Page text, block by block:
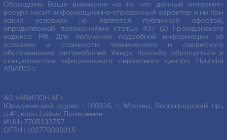
Обращаем Ваше внимание на то, что данный интернет-
ресурс носит информационно-справочный характер и ни при
каких условиях не является публичной офертой,
определяемой положениями статьи 437 (2) Гражданского
кодекса РФ. Для получения подробной информации об
условиях и стоимости технического и сервисного
обслуживания автомобилей Хёндэ просьба обращаться к
специалистам официального сервисного центра Hyundai
АВИЛОН.
АО «АВИЛОН АГ»
Юридический адрес : 109316, г. Москва, Волгоградский пр.,
д.41, корп.1,офис Правление
ИНН : 7705133757
ОГРН : 102770000015